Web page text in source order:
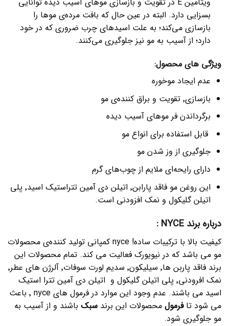
بسزایی دارد. البته در عین حال که بافت مرده‌ی موها را
بازسازی می‌کند؛ به علت اسیدهای چرب ضروری که در خود
دارد؛ از آسیب به مو نیز جلوگیری می‌کنند.
ویژگی های محصول:
عدم ایجاد موخوره
بازسازی٬ تقویت و براق کننده‌ی مو
برگرداندن فر موهای آسیب دیده
قابل استفاده برای انواع مو
جلوگیری از وز شدن مو
دارای رایحه‌ای ملایم از چوب‌های گرم
این روغن مو فاقد پارابن٬ اتیلن دی آمین تتراستیک اسید٬ پلی
اتیلن گلیکول و نمک افزودنی است.
درباره برند NYCE :
کیفیت بالا با ترکیبات ساده! nyce کمپانی تولید کننده‌ی محصولات
مو می باشد که در نیویورک فعالیت می کند. تمام محصولات این
برند فاقد پاربن ها٬ سیلیکون٬ سدیم لورت سوفات٬ آلرژن های عطر٬
نمک افرودنی٬ پلی اتیلن گلیکول و اتیلن دی آمین تترا استیک
اسید می باشند. عدم وجود این موارد در فرمول های nyce ٬ باعث
می شود تافرمول محصولات این برند سبک باشند و از آسیب به
مو جلوگیری شود.